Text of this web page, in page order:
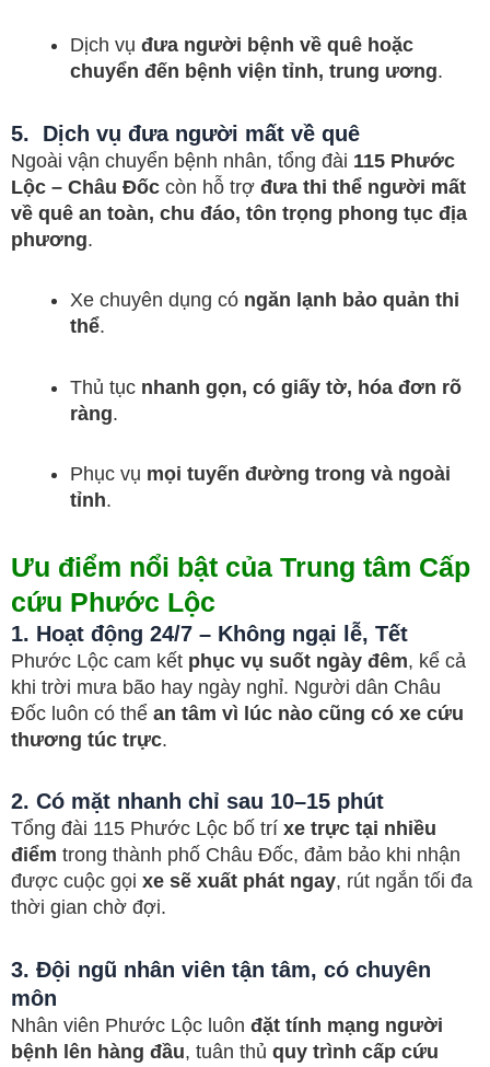
Dịch vụ đưa người bệnh về quê hoặc
chuyển đến bệnh viện tỉnh, trung ương.
5. Dịch vụ đưa người mất về quê
Ngoài vận chuyển bệnh nhân, tổng đài 115 Phước
Lộc – Châu Đốc còn hỗ trợ đưa thi thể người mất
về quê an toàn, chu đáo, tôn trọng phong tục địa
phương.
Xe chuyên dụng có ngăn lạnh bảo quản thi
thể.
Thủ tục nhanh gọn, có giấy tờ, hóa đơn rõ
ràng.
Phục vụ mọi tuyến đường trong và ngoài
tỉnh.
Ưu điểm nổi bật của Trung tâm Cấp
cứu Phước Lộc
1. Hoạt động 24/7 – Không ngại lễ, Tết
Phước Lộc cam kết phục vụ suốt ngày đêm, kể cả
khi trời mưa bão hay ngày nghỉ. Người dân Châu
Đốc luôn có thể an tâm vì lúc nào cũng có xe cứu
thương túc trực.
2. Có mặt nhanh chỉ sau 10–15 phút
Tổng đài 115 Phước Lộc bố trí xe trực tại nhiều
điểm trong thành phố Châu Đốc, đảm bảo khi nhận
được cuộc gọi xe sẽ xuất phát ngay, rút ngắn tối đa
thời gian chờ đợi.
3. Đội ngũ nhân viên tận tâm, có chuyên
môn
Nhân viên Phước Lộc luôn đặt tính mạng người
bệnh lên hàng đầu, tuân thủ quy trình cấp cứu